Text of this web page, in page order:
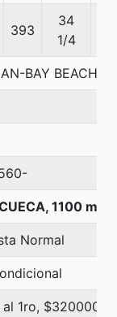
393
34
1/4
BAY BEACH-
1100
Normal
al 1ro, $320000